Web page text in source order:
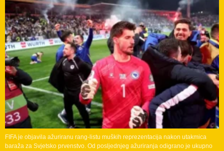
FIFA je objavila ažuriranu rang-listu muških reprezentacija nakon utakmica
baraža za Svjetsko prvenstvo. Od posljednjeg ažuriranja odigrano je ukupno